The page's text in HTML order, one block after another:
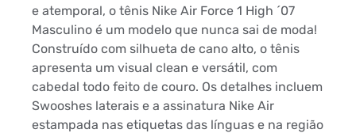
e atemporal, o tênis Nike Air Force 1 High ´07
Masculino é um modelo que nunca sai de moda!
Construído com silhueta de cano alto, o tênis
apresenta um visual clean e versátil, com
cabedal todo feito de couro. Os detalhes incluem
Swooshes laterais e a assinatura Nike Air
estampada nas etiquetas das línguas e na região